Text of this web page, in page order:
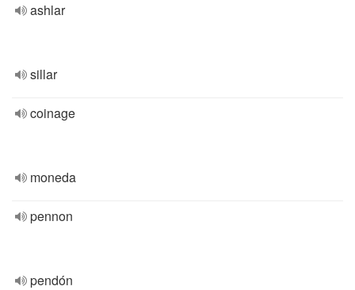
ashlar
sillar
coinage
moneda
pennon
pendón